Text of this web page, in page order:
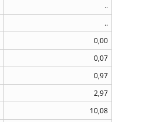
..
..
0,00
0,07
0,97
2,97
10,08